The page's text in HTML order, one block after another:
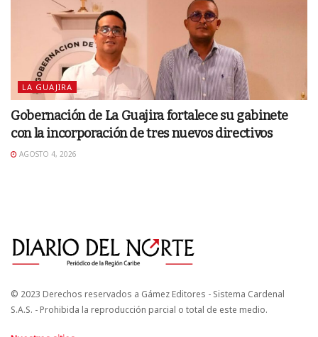
LA GUAJIRA
Gobernación de La Guajira fortalece su gabinete
con la incorporación de tres nuevos directivos
AGOSTO 4, 2026
© 2023 Derechos reservados a Gámez Editores - Sistema Cardenal
S.A.S. - Prohibida la reproducción parcial o total de este medio.